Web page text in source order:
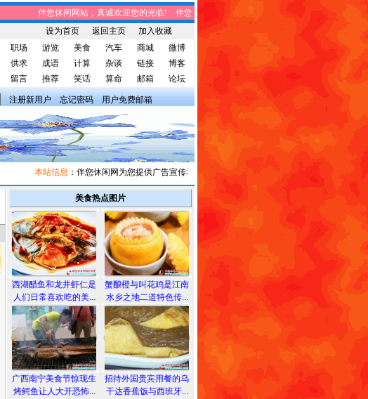
伴您休闲网站，真诚欢迎您的光临! 伴您休闲网站，将免费给您带来趣味时事、笑话集锦
设为首页 返回主页
加入收藏
职场 游览 美食 汽车 商城
微博
供求 成语 计算 杂谈 链接
博客
留言 推荐 笑话 算命 邮箱 论坛
注册新用户 忘记密码 用户免费邮箱
本站信息：伴您休闲网为您提供广告宣传和信息发布，有需求者请与我们联系。
美食热点图片
西湖醋鱼和龙井虾仁是
人们日常喜欢吃的美...
广西南宁美食节惊现生
烤鳄鱼让人大开恐怖...
蟹酿橙与叫花鸡是江南
水乡之地二道特色传...
招待外国贵宾用餐的乌
干达香蕉饭与西班牙...